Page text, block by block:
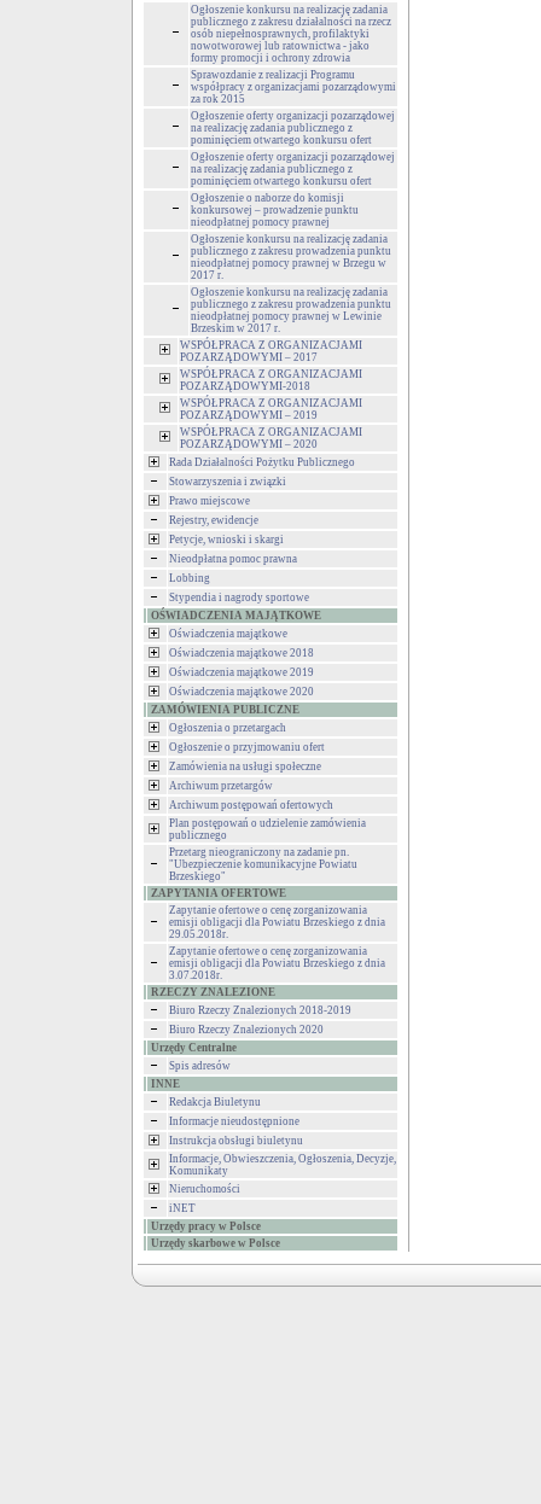
Ogłoszenie konkursu na realizację zadania
publicznego z zakresu działalności na rzecz
osób niepełnosprawnych, profilaktyki
nowotworowej lub ratownictwa - jako
formy promocji i ochrony zdrowia
Sprawozdanie z realizacji Programu
współpracy z organizacjami pozarządowymi
za rok 2015
Ogłoszenie oferty organizacji pozarządowej
na realizację zadania publicznego z
pominięciem otwartego konkursu ofert
Ogłoszenie oferty organizacji pozarządowej
na realizację zadania publicznego z
pominięciem otwartego konkursu ofert
Ogłoszenie o naborze do komisji
konkursowej – prowadzenie punktu
nieodpłatnej pomocy prawnej
Ogłoszenie konkursu na realizację zadania
publicznego z zakresu prowadzenia punktu
nieodpłatnej pomocy prawnej w Brzegu w
2017 r.
Ogłoszenie konkursu na realizację zadania
publicznego z zakresu prowadzenia punktu
nieodpłatnej pomocy prawnej w Lewinie
Brzeskim w 2017 r.
WSPÓŁPRACA Z ORGANIZACJAMI
POZARZĄDOWYMI – 2017
WSPÓŁPRACA Z ORGANIZACJAMI
POZARZĄDOWYMI-2018
WSPÓŁPRACA Z ORGANIZACJAMI
POZARZĄDOWYMI – 2019
WSPÓŁPRACA Z ORGANIZACJAMI
POZARZĄDOWYMI – 2020
Rada Działalności Pożytku Publicznego
Stowarzyszenia i związki
Prawo miejscowe
Rejestry, ewidencje
Petycje, wnioski i skargi
Nieodpłatna pomoc prawna
Lobbing
Stypendia i nagrody sportowe
OŚWIADCZENIA MAJĄTKOWE
Oświadczenia majątkowe
Oświadczenia majątkowe 2018
Oświadczenia majątkowe 2019
Oświadczenia majątkowe 2020
ZAMÓWIENIA PUBLICZNE
Ogłoszenia o przetargach
Ogłoszenie o przyjmowaniu ofert
Zamówienia na usługi społeczne
Archiwum przetargów
Archiwum postępowań ofertowych
Plan postępowań o udzielenie zamówienia
publicznego
Przetarg nieograniczony na zadanie pn.
"Ubezpieczenie komunikacyjne Powiatu
Brzeskiego"
ZAPYTANIA OFERTOWE
Zapytanie ofertowe o cenę zorganizowania
emisji obligacji dla Powiatu Brzeskiego z dnia
29.05.2018r.
Zapytanie ofertowe o cenę zorganizowania
emisji obligacji dla Powiatu Brzeskiego z dnia
3.07.2018r.
RZECZY ZNALEZIONE
Biuro Rzeczy Znalezionych 2018-2019
Biuro Rzeczy Znalezionych 2020
Urzędy Centralne
Spis adresów
INNE
Redakcja Biuletynu
Informacje nieudostępnione
Instrukcja obsługi biuletynu
Informacje, Obwieszczenia, Ogłoszenia, Decyzje,
Komunikaty
Nieruchomości
iNET
Urzędy pracy w Polsce
Urzędy skarbowe w Polsce